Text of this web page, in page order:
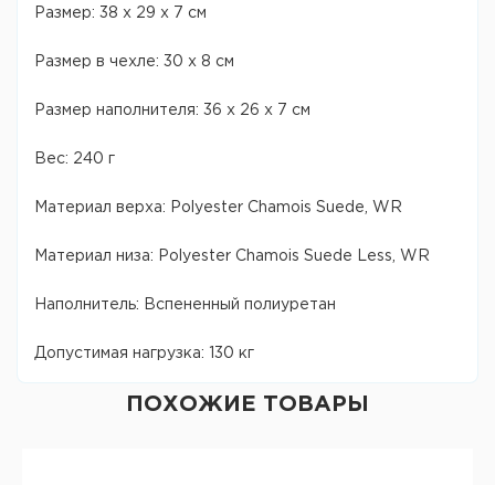
Размер: 38 х 29 х 7 см
Размер в чехле: 30 х 8 см
Размер наполнителя: 36 х 26 х 7 см
Вес: 240 г
Материал верха: Polyester Chamois Suede, WR
Материал низа: Polyester Chamois Suede Less, WR
Наполнитель: Вспененный полиуретан
Допустимая нагрузка: 130 кг
ПОХОЖИЕ ТОВАРЫ